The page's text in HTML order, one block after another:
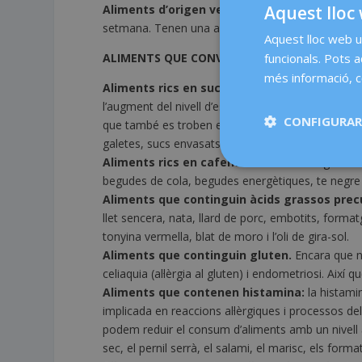
Aliments d’origen vegetal de la família de
setmana. Tenen una acció antioxidant i
ALIMENTS QUE CONVÉ EVITAR
Aliments rics en sucre i altres hidrats de
l’augment del nivell d’estrògens, que hem de
que també es troben en aliments processats,
galetes, sucs envasats, aliments rics en
Aliments rics en cafeïna.
begudes de cola, begudes energètiques, te
Aliments que continguin àcids grassos
llet sencera, nata, llard de porc, embotits,
tonyina vermella, blat de moro i l’oli de gira-sol.
Aliments que continguin gluten. Encara que
celiaquia (al·lèrgia al gluten) i endometriosi. Així
Aliments que contenen histamina: la
implicada en reaccions al·lèrgiques i processos
podem reduir el consum d’aliments amb un
sec, el pernil serrà, el salami, el marisc, els
Aquest lloc
Aquest lloc web
funcionals. Pots
més informació,